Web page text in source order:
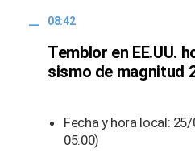
08:42
Temblor en EE.UU.
sismo de magnitud
Fecha y hora local:
05:00)